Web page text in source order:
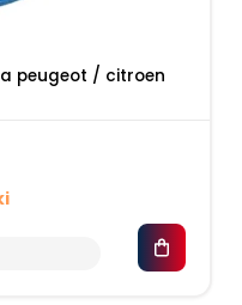
peugeot / citroen